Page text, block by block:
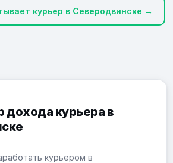
курьер в Северодвинске →
дохода курьера в
курьером в